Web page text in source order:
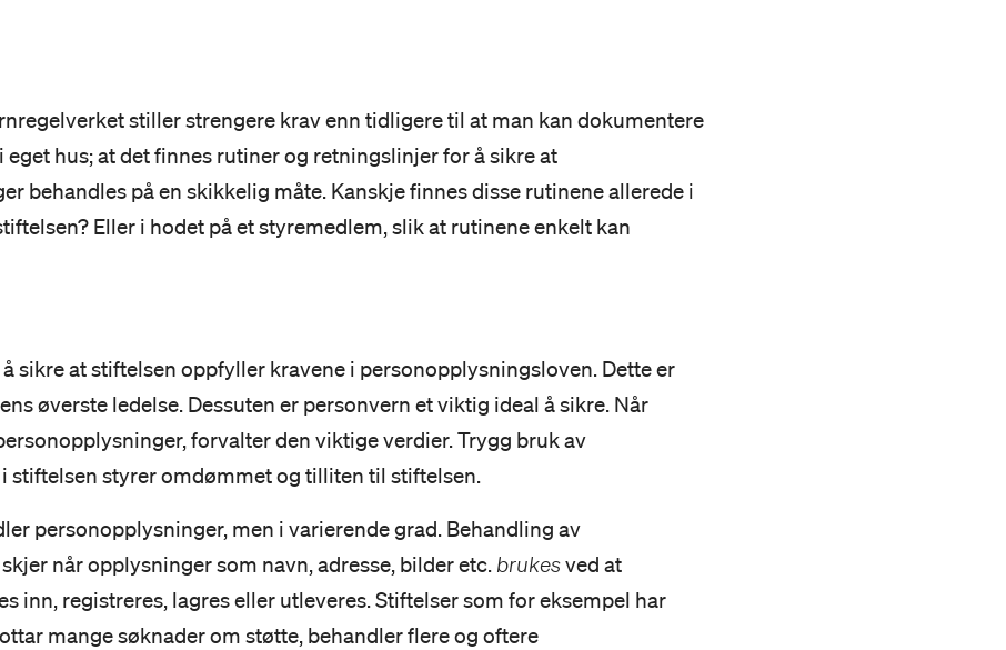
stiller strengere krav enn tidligere til at man kan dokumentere
eget hus; at det finnes rutiner og retningslinjer for å sikre at
behandles på en skikkelig måte. Kanskje finnes disse rutinene allerede i
Eller i hodet på et styremedlem, slik at rutinene enkelt kan
sikre at stiftelsen oppfyller kravene i personopplysningsloven. Dette er
øverste ledelse. Dessuten er personvern et viktig ideal å sikre. Når
forvalter den viktige verdier. Trygg bruk av
stiftelsen styrer omdømmet og tilliten til stiftelsen.
personopplysninger, men i varierende grad. Behandling av
når opplysninger som navn, adresse, bilder etc. brukesved at
inn, registreres, lagres eller utleveres. Stiftelser som for eksempel har
mange søknader om støtte, behandler flere og oftere